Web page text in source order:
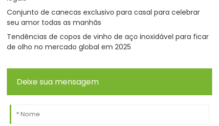
Conjunto de canecas exclusivo para casal para celebrar
seu amor todas as manhãs
Tendências de copos de vinho de aço inoxidável para ficar
de olho no mercado global em 2025
Deixe sua mensagem